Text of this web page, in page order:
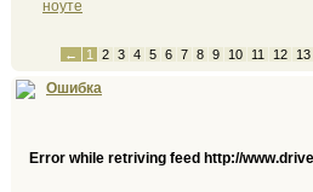
ноуте
← 1 2 3 4 5 6 7 8 9 10 11 12 13
Ошибка
Error while retriving feed http://